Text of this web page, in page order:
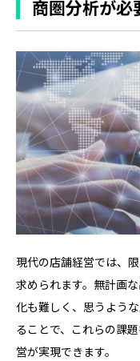
いきます。実施する
商圏分析が必
現代の店舗経営では、
求められます。無計画
化も難しく、思うよう
ることで、これらの課
営が実現できます。